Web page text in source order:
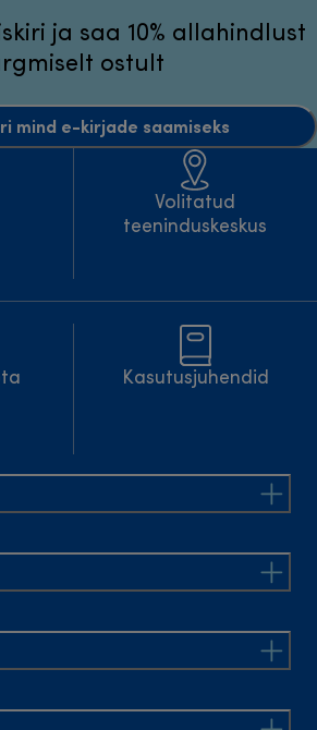
ja saa 10% allahindlust
ostult
mind e-kirjade saamiseks
Volitatud
teeninduskeskus
Kasutusjuhendid